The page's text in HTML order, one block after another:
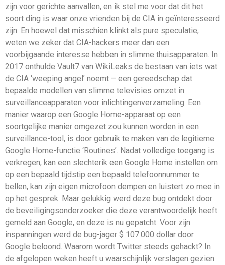
zijn voor gerichte aanvallen, en ik stel me voor dat dit het
soort ding is waar onze vrienden bij de CIA in geïnteresseerd
zijn. En hoewel dat misschien klinkt als pure speculatie,
weten we zeker dat CIA-hackers meer dan een
voorbijgaande interesse hebben in slimme thuisapparaten. In
2017 onthulde Vault7 van WikiLeaks de bestaan van iets wat
de CIA ‘weeping angel’ noemt – een gereedschap dat
bepaalde modellen van slimme televisies omzet in
surveillanceapparaten voor inlichtingenverzameling. Een
manier waarop een Google Home-apparaat op een
soortgelijke manier omgezet zou kunnen worden in een
surveillance-tool, is door gebruik te maken van de legitieme
Google Home-functie ‘Routines’. Nadat volledige toegang is
verkregen, kan een slechterik een Google Home instellen om
op een bepaald tijdstip een bepaald telefoonnummer te
bellen, kan zijn eigen microfoon dempen en luistert zo mee in
op het gesprek. Maar gelukkig werd deze bug ontdekt door
de beveiligingsonderzoeker die deze verantwoordelijk heeft
gemeld aan Google, en deze is nu gepatcht. Voor zijn
inspanningen werd de bug-jager $ 107.000 dollar door
Google beloond. Waarom wordt Twitter steeds gehackt? In
de afgelopen weken heeft u waarschijnlijk verslagen gezien